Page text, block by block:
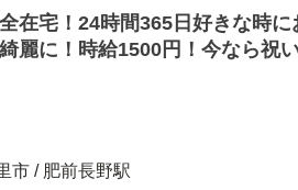
在宅！24時間365日好きな時
麗に！時給1500円！今なら祝
市 / 肥前長野駅